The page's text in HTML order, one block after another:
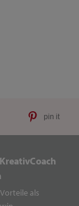
pin it
als